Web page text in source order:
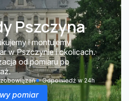
Pszczyna
i montujemy
w Pszczynie i okolicach.
od pomiaru po
Odpowiedź w 24h
pomiar